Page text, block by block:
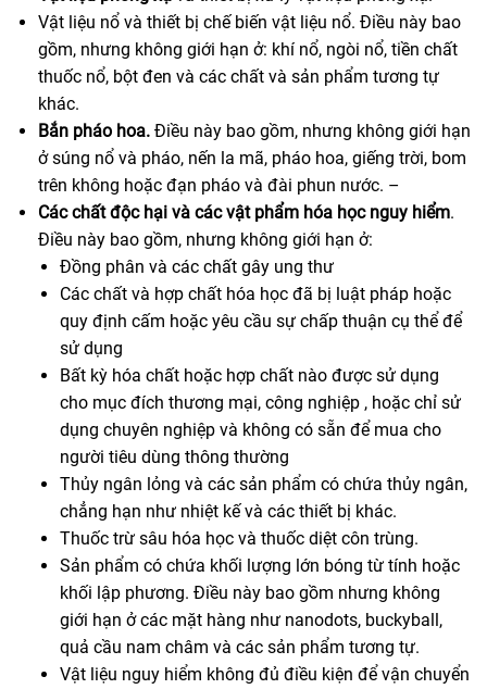
Vật liệu nổ và thiết bị chế biến vật liệu nổ. Điều này bao
gồm, nhưng không giới hạn ở: khí nổ, ngòi nổ, tiền chất
thuốc nổ, bột đen và các chất và sản phẩm tương tự
khác.
Bắn pháo hoa. Điều này bao gồm, nhưng không giới hạn
ở súng nổ và pháo, nến la mã, pháo hoa, giếng trời, bom
trên không hoặc đạn pháo và đài phun nước. –
Các chất độc hại và các vật phẩm hóa học nguy hiểm.
Điều này bao gồm, nhưng không giới hạn ở:
Đồng phân và các chất gây ung thư
Các chất và hợp chất hóa học đã bị luật pháp hoặc
quy định cấm hoặc yêu cầu sự chấp thuận cụ thể để
sử dụng
Bất kỳ hóa chất hoặc hợp chất nào được sử dụng
cho mục đích thương mại, công nghiệp , hoặc chỉ sử
dụng chuyên nghiệp và không có sẵn để mua cho
người tiêu dùng thông thường
Thủy ngân lỏng và các sản phẩm có chứa thủy ngân,
chẳng hạn như nhiệt kế và các thiết bị khác.
Thuốc trừ sâu hóa học và thuốc diệt côn trùng.
Sản phẩm có chứa khối lượng lớn bóng từ tính hoặc
khối lập phương. Điều này bao gồm nhưng không
giới hạn ở các mặt hàng như nanodots, buckyball,
quả cầu nam châm và các sản phẩm tương tự.
Vật liệu nguy hiểm không đủ điều kiện để vận chuyển